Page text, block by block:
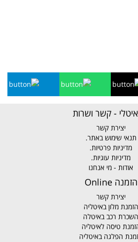
- קשר ושרות
יצירת קשר
תנאי שימוש באתר.
מדיניות פרטיות.
מדיניות עוגיות.
אודות - מי אנחנו
הזמנה Online
יצירת קשר
הזמנת מלון באיטליה
השכרת רכב באיטלה
טיסה לאיטליה
הפלגה באיטליה